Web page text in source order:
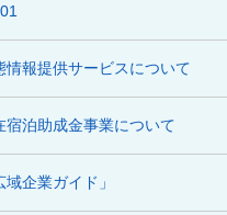
情報提供サービスについて
宿泊助成金事業について
域企業ガイド」